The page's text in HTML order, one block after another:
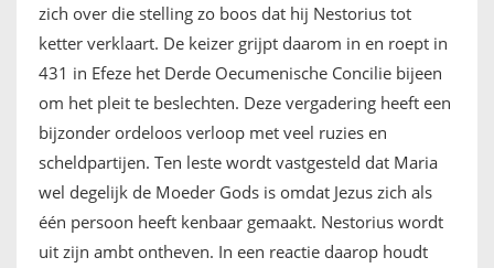
zich over die stelling zo boos dat hij Nestorius tot
ketter verklaart. De keizer grijpt daarom in en roept in
431 in Efeze het Derde Oecumenische Concilie bijeen
om het pleit te beslechten. Deze vergadering heeft een
bijzonder ordeloos verloop met veel ruzies en
scheldpartijen. Ten leste wordt vastgesteld dat Maria
wel degelijk de Moeder Gods is omdat Jezus zich als
één persoon heeft kenbaar gemaakt. Nestorius wordt
uit zijn ambt ontheven. In een reactie daarop houdt